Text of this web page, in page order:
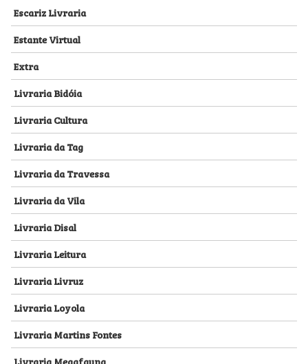
Escariz Livraria
Estante Virtual
Extra
Livraria Bidóia
Livraria Cultura
Livraria da Tag
Livraria da Travessa
Livraria da Vila
Livraria Disal
Livraria Leitura
Livraria Livruz
Livraria Loyola
Livraria Martins Fontes
Livraria Megafauna